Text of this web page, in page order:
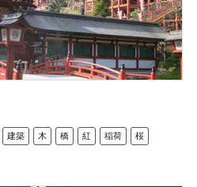
建築 木 橋 紅 稲荷 桜